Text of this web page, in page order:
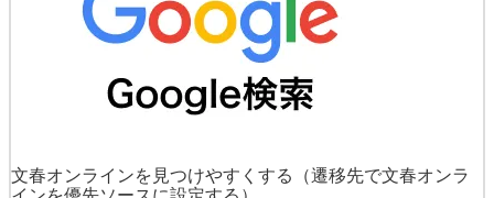
文春オンラインを見つけやすくする
（遷移先で文春オンラ